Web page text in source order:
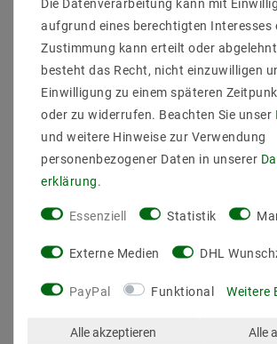
Schutzart: IP54
Laenge_mm:210
Breite_mm:200
Durchmesser_mm:
Einbaubreite_mm:
Einbauhoehe_tiefe_mm:
Einbaulaenge_mm:
Einbaudurchmesser_mm:
Gewicht:(KG) 2,07
Leistung: 10
aufgrund eines berechtigten Interesses
Zustimmung kann erteilt oder
besteht das Recht, nicht einzuwilligen
Einwilligung zu einem späteren
oder zu widerrufen. Beachten Sie unser
und weitere Hinweise zur Verwendung
personenbezogener Daten in unserer
erklärung
Essenziell Statistik
Externe Medien DHL
PayPal Funktional Weitere
Alle akzeptieren Alle